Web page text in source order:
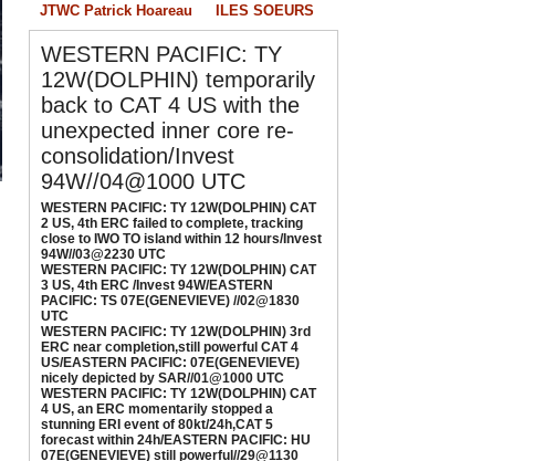
WESTERN PACIFIC: TY 12W(DOLPHIN) CAT 3
US, 4th ERC /Invest 94W/EASTERN PACIFIC:
TS 07E(GENEVIEVE) //02@1830 UTC
08/02/2026 -PATRICK HOAREAU
WESTERN PACIFIC: TY 12W(DOLPHIN) 3rd
ERC near completion,still powerful CAT 4
US/EASTERN PACIFIC: 07E(GENEVIEVE) nicely
depicted by SAR//01@1000 UTC
08/01/2026 -PATRICK HOAREAU
WESTERN PACIFIC: TY 12W(DOLPHIN) CAT 4
US, an ERC momentarily stopped a stunning
ERI event of 80kt/24h,CAT 5 forecast within
24h/EASTERN PACIFIC: HU 07E(GENEVIEVE)
still powerful//29@1130 UTC
07/29/2026 -PATRICK HOAREAU
JTWC Patrick Hoareau ILES SOEURS
WESTERN PACIFIC: TY
12W(DOLPHIN) temporarily
back to CAT 4 US with the
unexpected inner core re-
consolidation/Invest
94W//04@1000 UTC
WESTERN PACIFIC: TY 12W(DOLPHIN) CAT
2 US, 4th ERC failed to complete, tracking
close to IWO TO island within 12 hours/Invest
94W//03@2230 UTC
WESTERN PACIFIC: TY 12W(DOLPHIN) CAT
3 US, 4th ERC /Invest 94W/EASTERN
PACIFIC: TS 07E(GENEVIEVE) //02@1830
UTC
WESTERN PACIFIC: TY 12W(DOLPHIN) 3rd
ERC near completion,still powerful CAT 4
US/EASTERN PACIFIC: 07E(GENEVIEVE)
nicely depicted by SAR//01@1000 UTC
WESTERN PACIFIC: TY 12W(DOLPHIN) CAT
4 US, an ERC momentarily stopped a
stunning ERI event of 80kt/24h,CAT 5
forecast within 24h/EASTERN PACIFIC: HU
07E(GENEVIEVE) still powerful//29@1130